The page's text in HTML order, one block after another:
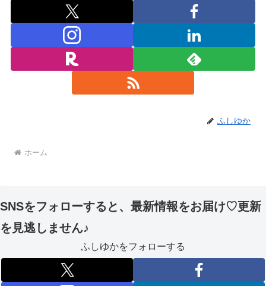
ふしゆか
ホーム
SNSをフォローすると、最新情報をお届け♡更新
を見逃しません♪
ふしゆかをフォローする